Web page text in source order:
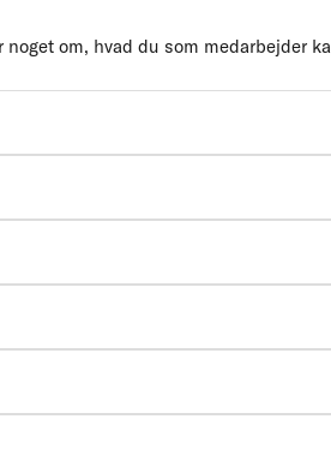
om, hvad du som medarbejder